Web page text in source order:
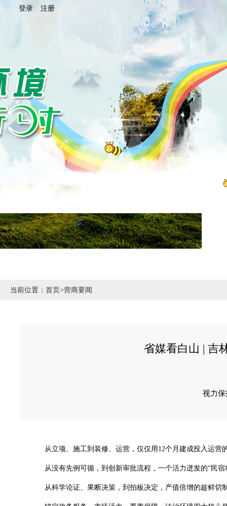
登录 注册
当前位置： 首页>营商要闻
省媒看白山 | 吉
视力
从立项、施工到装修、运营，仅仅用12个月建成投入运营
从没有先例可循，到创新审批流程，一个活力迸发的“民宿
从科学论证、果断决策，到拍板决定，产值倍增的趁鲜切